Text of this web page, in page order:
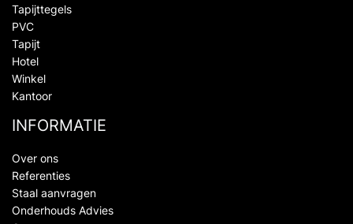
Tapijttegels
PVC
Tapijt
Hotel
Winkel
Kantoor
INFORMATIE
Over ons
Referenties
Staal aanvragen
Onderhouds Advies